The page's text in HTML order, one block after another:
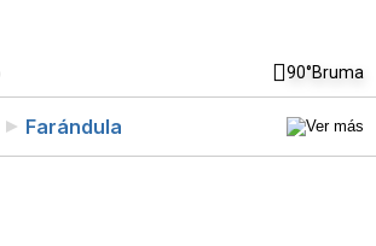
90°Bruma
Farándula